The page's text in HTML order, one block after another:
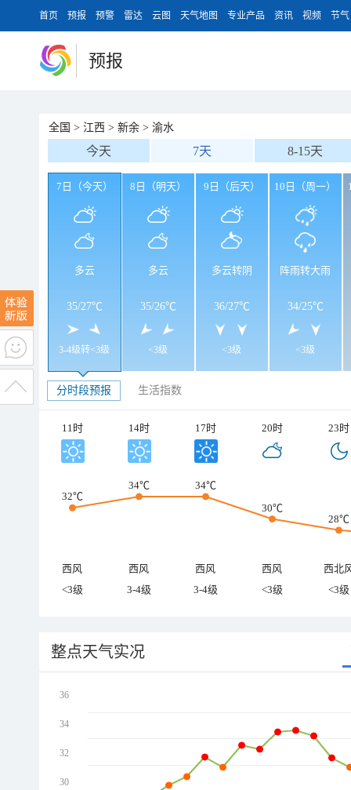
首页 预报 预警 雷达 云图 天气地图 专业产品 资讯 视频 节气
预报
全国 > 江西 > 新余 > 渝水
今天 7天 8-15天
7日（今天）
多云
35/27℃
3-4级转<3级
8日（明天）
多云
35/26℃
<3级
9日（后天）
多云转阴
36/27℃
<3级
10日（周一）
阵雨转大雨
34/25℃
<3级
分时段预报 生活指数
11时 14时 17时 20时 23时
32℃
34℃
34℃
30℃
28℃
西风 西风 西风 西风
西北
<3级
3-4级 3-4级 <3级 <3级
整点天气实况
36
34
32
30